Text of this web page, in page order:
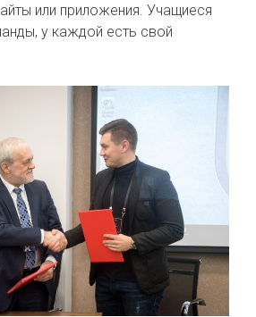
или приложения. Учащиеся
у каждой есть свой